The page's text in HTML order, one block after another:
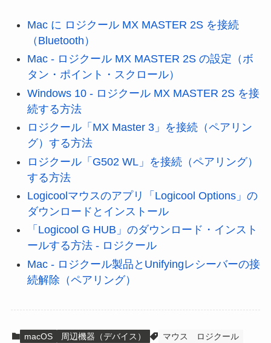
Mac に ロジクール MX MASTER 2S を接続
（Bluetooth）
Mac - ロジクール MX MASTER 2S の設定（ボ
タン・ポイント・スクロール）
Windows 10 - ロジクール MX MASTER 2S を接
続する方法
ロジクール「MX Master 3」を接続（ペアリン
グ）する方法
ロジクール「G502 WL」を接続（ペアリング）
する方法
Logicoolマウスのアプリ「Logicool Options」の
ダウンロードとインストール
「Logicool G HUB」のダウンロード・インスト
ールする方法 - ロジクール
Mac - ロジクール製品とUnifyingレシーバーの接
続解除（ペアリング）
macOS 周辺機器（デバイス） マウス ロジクール